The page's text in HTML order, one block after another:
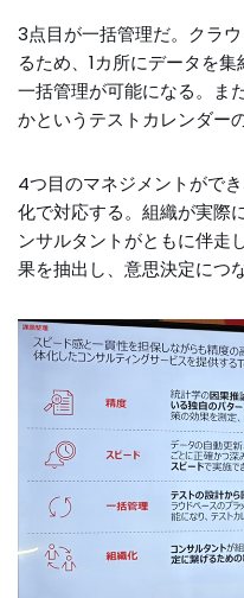
3点目が一括管理だ。クラ
るため、1カ所にデータを
一括管理が可能になる。ま
かというテストカレンダー
4つ目のマネジメントがで
化で対応する。組織が実
ンサルタントがともに伴走
果を抽出し、意思決定につ